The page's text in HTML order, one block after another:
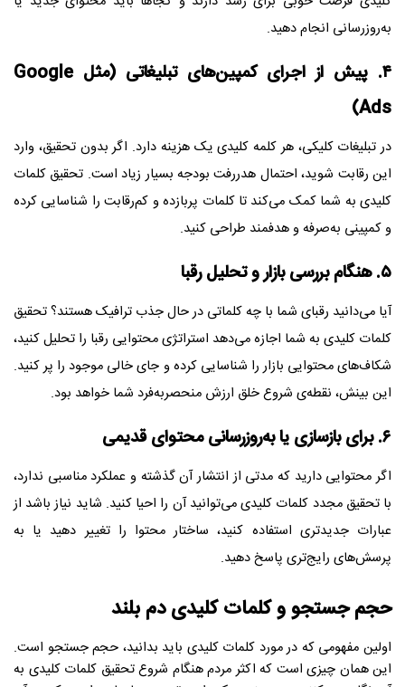
به‌روزرسانی انجام دهید.
۴. پیش از اجرای کمپین‌های تبلیغاتی (مثل Google
Ads)
در تبلیغات کلیکی، هر کلمه کلیدی یک هزینه دارد. اگر بدون تحقیق، وارد
این رقابت شوید، احتمال هدررفت بودجه بسیار زیاد است. تحقیق کلمات
کلیدی به شما کمک می‌کند تا کلمات پربازده و کم‌رقابت را شناسایی کرده
و کمپینی به‌صرفه و هدفمند طراحی کنید.
۵. هنگام بررسی بازار و تحلیل رقبا
آیا می‌دانید رقبای شما با چه کلماتی در حال جذب ترافیک هستند؟ تحقیق
کلمات کلیدی به شما اجازه می‌دهد استراتژی محتوایی رقبا را تحلیل کنید،
شکاف‌های محتوایی بازار را شناسایی کرده و جای خالی موجود را پر کنید.
این بینش، نقطه‌ی شروع خلق ارزش منحصربه‌فرد شما خواهد بود.
۶. برای بازسازی یا به‌روزرسانی محتوای قدیمی
اگر محتوایی دارید که مدتی از انتشار آن گذشته و عملکرد مناسبی ندارد،
با تحقیق مجدد کلمات کلیدی می‌توانید آن را احیا کنید. شاید نیاز باشد از
عبارات جدیدتری استفاده کنید، ساختار محتوا را تغییر دهید یا به
پرسش‌های رایج‌تری پاسخ دهید.
حجم جستجو و کلمات کلیدی دم بلند
اولین مفهومی که در مورد کلمات کلیدی باید بدانید، حجم جستجو است.
این همان چیزی است که اکثر مردم هنگام شروع تحقیق کلمات کلیدی به